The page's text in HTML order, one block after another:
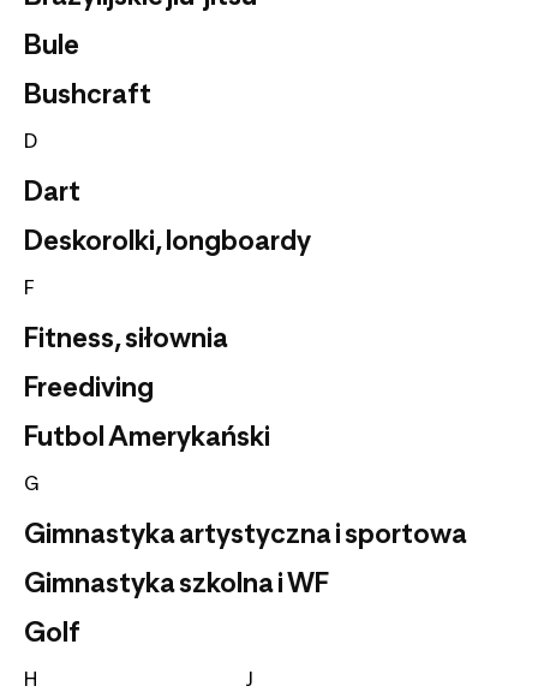
Bule
Bushcraft
D
Dart
Deskorolki, longboardy
F
Fitness, siłownia
Freediving
Futbol Amerykański
G
Gimnastyka artystyczna i sportowa
Gimnastyka szkolna i WF
Golf
H J